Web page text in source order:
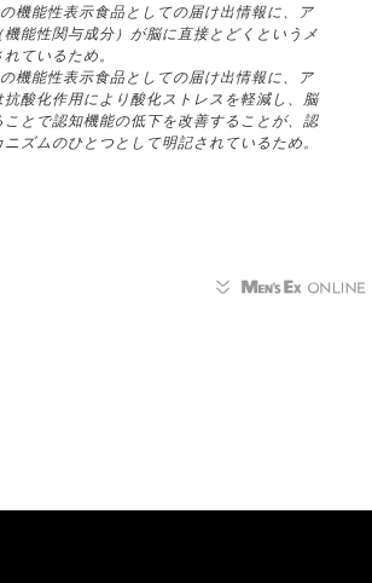
機能性表示食品としての届け出情報に、ア
機能性関与成分）が脳に直接とどくというメ
ているため。
機能性表示食品としての届け出情報に、ア
抗酸化作用により酸化ストレスを軽減し、脳
ことで認知機能の低下を改善することが、認
ズムのひとつとして明記されているため。